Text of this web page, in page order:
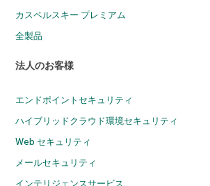
カスペルスキー プレミアム
全製品
法人のお客様
エンドポイントセキュリティ
ハイブリッドクラウド環境セキュリティ
Web セキュリティ
メールセキュリティ
インテリジェンスサービス